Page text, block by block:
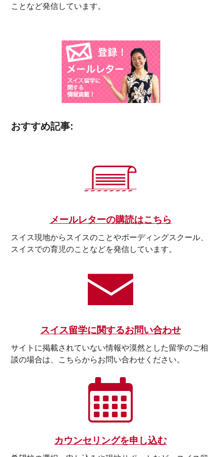
ことなど発信しています。
おすすめ記事:
メールレターの購読はこちら
スイス現地からスイスのことやボーディングスクール、
スイスでの育児のことなどを発信しています。
スイス留学に関するお問い合わせ
サイトに掲載されていない情報や漠然とした留学のご相
談の場合は、こちらからお問い合わせください。
カウンセリングを申し込む